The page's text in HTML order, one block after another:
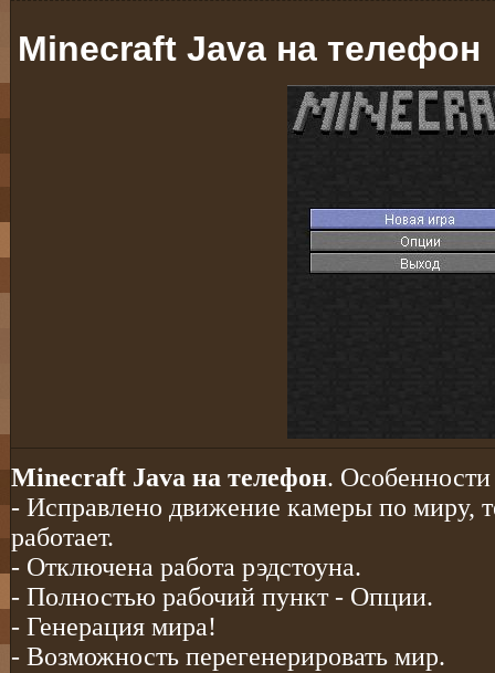
Minecraft Java на телефон
Minecraft Java на телефон.
- Исправлено движение камеры по миру,
работает.
- Отключена работа рэдстоуна.
- Полностью рабочий пункт - Опции.
- Генерация мира!
- Возможность перегенерировать мир.